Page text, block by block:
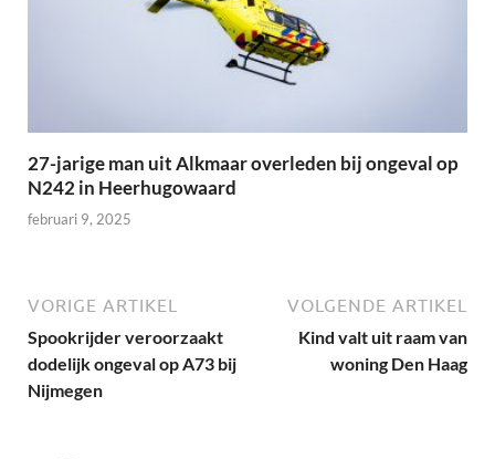
27-jarige man uit Alkmaar overleden bij ongeval op
N242 in Heerhugowaard
februari 9, 2025
VORIGE ARTIKEL
Spookrijder veroorzaakt
dodelijk ongeval op A73 bij
Nijmegen
VOLGENDE ARTIKEL
Kind valt uit raam van
woning Den Haag